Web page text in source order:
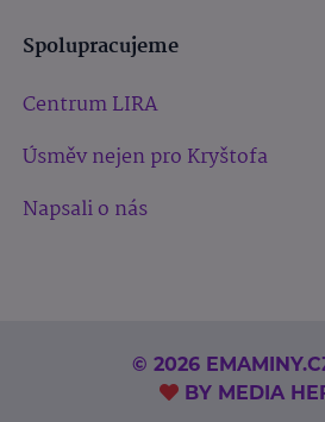
Spolupracujeme
Centrum LIRA
Úsměv nejen pro Kryštofa
Napsali o nás
© 2026
BY MEDIA